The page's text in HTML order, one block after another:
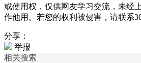
或使用权，仅供网友学习交流，未经
作他用。若您的权利被侵害，请联系
分享：
举报
相关搜索